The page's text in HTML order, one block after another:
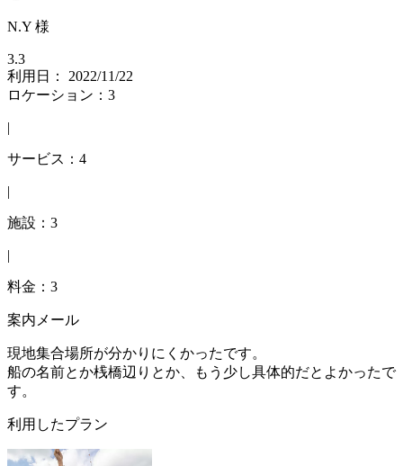
N.Y 様
3.3
利用日： 2022/11/22
ロケーション：3
|
サービス：4
|
施設：3
|
料金：3
案内メール
現地集合場所が分かりにくかったです。
船の名前とか桟橋辺りとか、もう少し具体的だとよかったで
す。
利用したプラン